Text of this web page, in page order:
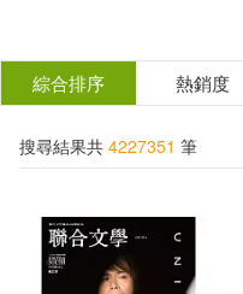
結
分類 (單選)
所有商品(4227351)
圖書(4084581)
綜合排序 熱銷度
搜尋結果共 4227351 筆